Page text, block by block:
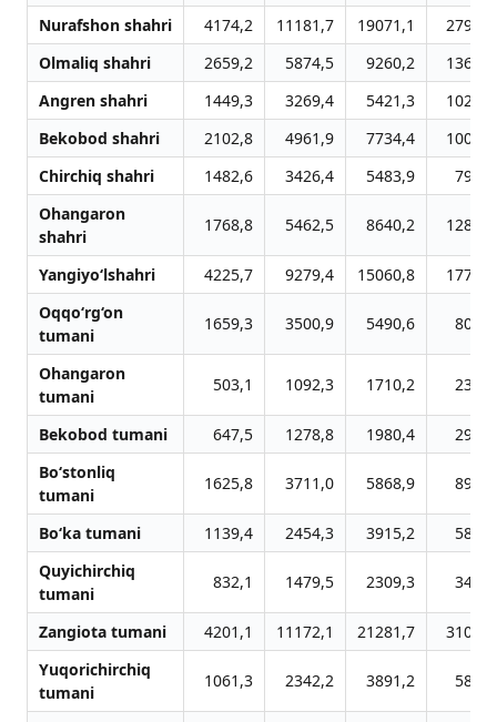
Nurafshon shahri
4174,2 11181,7 19071,1
Olmaliq shahri
2659,2 5874,5 9260,2
Angren shahri
1449,3 3269,4 5421,3
Bekobod shahri
2102,8 4961,9 7734,4
Chirchiq shahri
1482,6 3426,4 5483,9
Ohangaron
shahri
1768,8 5462,5 8640,2
Yangiyo‘lshahri 4225,7 9279,4 15060,8
Oqqo‘rg‘on
tumani
1659,3 3500,9 5490,6
Ohangaron
tumani
503,1 1092,3 1710,2
Bekobod tumani 647,5 1278,8 1980,4
Bo‘stonliq
tumani
1625,8 3711,0 5868,9
Bo‘ka tumani 1139,4 2454,3 3915,2
Quyichirchiq
tumani
832,1 1479,5 2309,3
Zangiota tumani 4201,1 11172,1 21281,7
Yuqorichirchiq
tumani
1061,3 2342,2 3891,2